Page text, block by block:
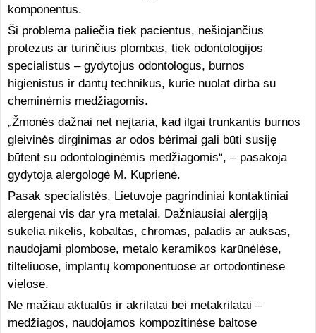
komponentus.
Ši problema paliečia tiek pacientus, nešiojančius
protezus ar turinčius plombas, tiek odontologijos
specialistus – gydytojus odontologus, burnos
higienistus ir dantų technikus, kurie nuolat dirba su
cheminėmis medžiagomis.
„Žmonės dažnai net neįtaria, kad ilgai trunkantis burnos
gleivinės dirginimas ar odos bėrimai gali būti susiję
būtent su odontologinėmis medžiagomis“, – pasakoja
gydytoja alergologė M. Kuprienė.
Pasak specialistės, Lietuvoje pagrindiniai kontaktiniai
alergenai vis dar yra metalai. Dažniausiai alergiją
sukelia nikelis, kobaltas, chromas, paladis ar auksas,
naudojami plombose, metalo keramikos karūnėlėse,
tilteliuose, implantų komponentuose ar ortodontinėse
vielose.
Ne mažiau aktualūs ir akrilatai bei metakrilatai –
medžiagos, naudojamos kompozitinėse baltose